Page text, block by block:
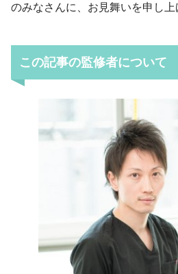
のみなさんに、お見舞いを申し上
この記事の監修者について